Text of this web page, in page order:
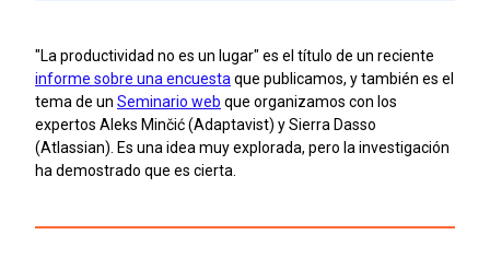
"La productividad no es un lugar" es el título de un reciente
informe sobre una encuesta que publicamos, y también es el
tema de un Seminario web que organizamos con los
expertos Aleks Minčić (Adaptavist) y Sierra Dasso
(Atlassian). Es una idea muy explorada, pero la investigación
ha demostrado que es cierta.